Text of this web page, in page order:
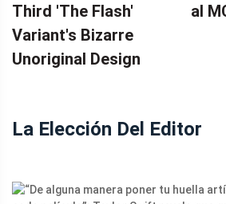
Third 'The Flash'
Variant's Bizarre
Unoriginal Design
al
La Elección Del Editor